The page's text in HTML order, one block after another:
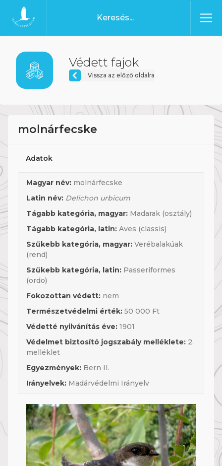
Ugrás a tartalomhoz
Főoldal
Védett fajok
Vissza az előző oldalra
molnárfecske
Adatok
Magyar név: molnárfecske
Latin név: Delichon urbicum
Tágabb kategória, magyar: Madarak (osztály)
Tágabb kategória, latin: Aves (classis)
Szűkebb kategória, magyar: Verébalakúak
(rend)
Szűkebb kategória, latin: Passeriformes
(ordo)
Fokozottan védett: nem
Természetvédelmi érték: 50 000 Ft
Védetté nyilvánítás éve: 1901
Védelmet biztosító jogszabály melléklete: 2.
melléklet
Egyezmények: Bern II.
Irányelvek: Madárvédelmi Irányelv